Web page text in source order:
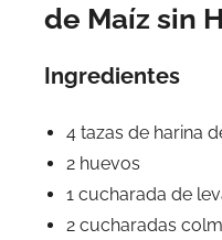
de Maíz sin
Ingredientes
4 tazas de harina
2 huevos
1 cucharada de
2 cucharadas